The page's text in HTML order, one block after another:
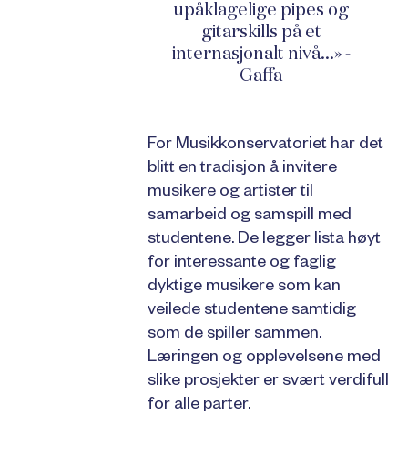
upåklagelige pipes og
gitarskills på et
internasjonalt nivå...» -
Gaffa
For Musikkonservatoriet har det
blitt en tradisjon å invitere
musikere og artister til
samarbeid og samspill med
studentene. De legger lista høyt
for interessante og faglig
dyktige musikere som kan
veilede studentene samtidig
som de spiller sammen.
Læringen og opplevelsene med
slike prosjekter er svært verdifull
for alle parter.